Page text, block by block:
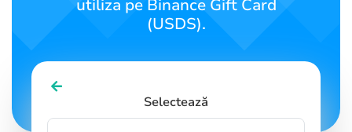
utiliza pe Binance Gift Card
(USDS).
Selectează